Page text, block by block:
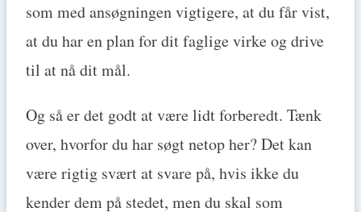
som med ansøgningen vigtigere, at du får vist,
at du har en plan for dit faglige virke og drive
til at nå dit mål.
Og så er det godt at være lidt forberedt. Tænk
over, hvorfor du har søgt netop her? Det kan
være rigtig svært at svare på, hvis ikke du
kender dem på stedet, men du skal som